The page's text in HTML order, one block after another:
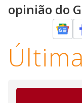
opinião do